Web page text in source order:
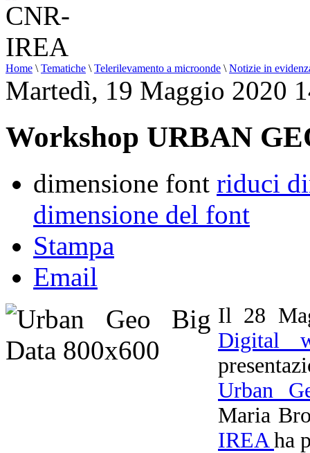
Home \ Tematiche \ Telerilevamento a microonde \ Notizie in
Martedì, 19 Maggio 2020
Workshop URBAN
dimensione font riduci
dimensione del font
Stampa
Email
Il 28
Digital
Urban
Maria
IREA ha